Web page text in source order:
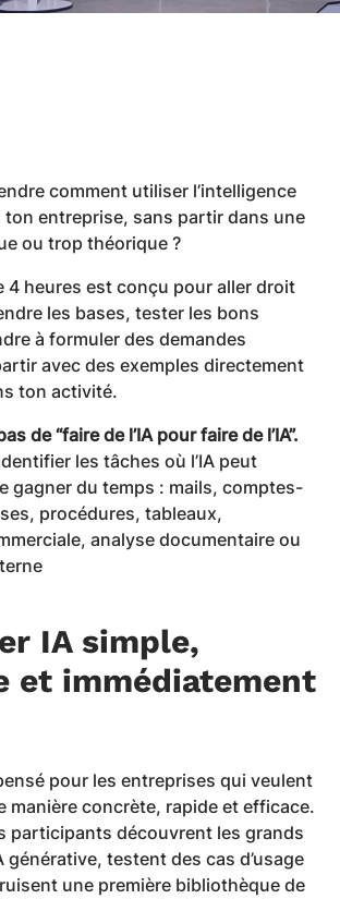
comment utiliser l’intelligence
entreprise, sans partir dans une
ou trop théorique ?
4 heures est conçu pour aller droit
les bases, tester les bons
à formuler des demandes
avec des exemples directement
ton activité.
de “faire de l’IA pour faire de l’IA”.
les tâches où l’IA peut
gagner du temps : mails, comptes-
procédures, tableaux,
analyse documentaire ou
IA simple,
et immédiatement
pour les entreprises qui veulent
manière concrète, rapide et efficace.
participants découvrent les grands
générative, testent des cas d’usage
une première bibliothèque de